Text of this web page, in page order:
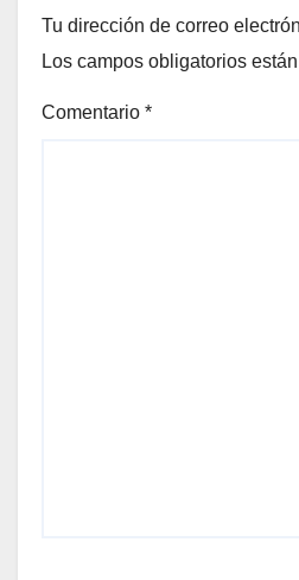
Tu dirección de correo
Los campos obligatorios
Comentario *